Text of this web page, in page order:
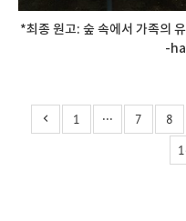
*최종 원고: 숲 속에서 가족의
-
1 ··· 7 8